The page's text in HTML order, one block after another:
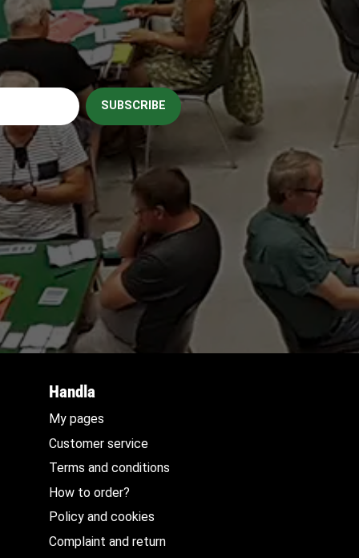
SUBSCRIBE
Handla
My pages
Customer service
Terms and conditions
How to order?
Policy and cookies
Complaint and return